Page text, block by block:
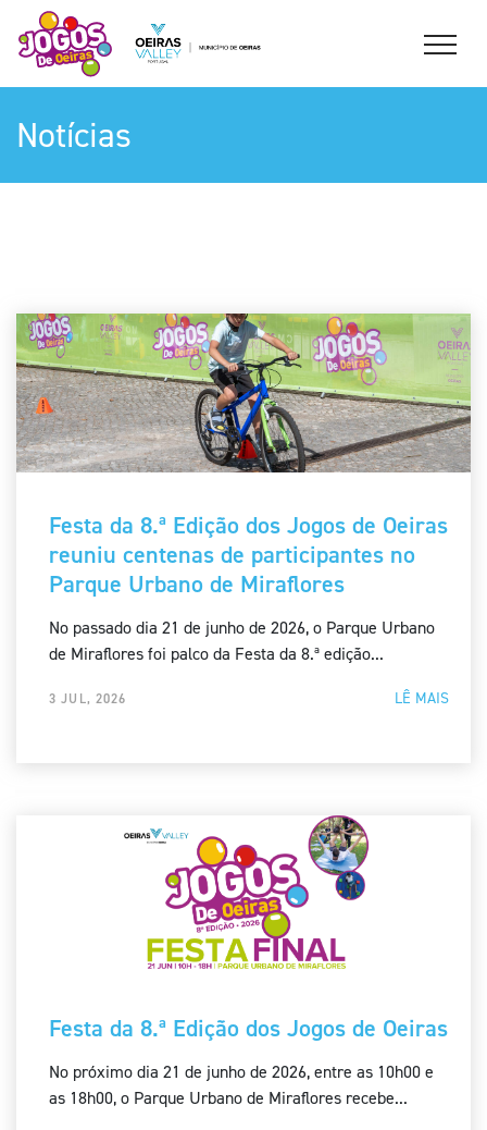
Notícias
Festa da 8.ª Edição dos Jogos de Oeiras
reuniu centenas de participantes no
Parque Urbano de Miraflores
No passado dia 21 de junho de 2026, o Parque Urbano
de Miraflores foi palco da Festa da 8.ª edição...
LÊ MAIS
3 JUL, 2026
Festa da 8.ª Edição dos Jogos de Oeiras
No próximo dia 21 de junho de 2026, entre as 10h00 e
as 18h00, o Parque Urbano de Miraflores recebe...